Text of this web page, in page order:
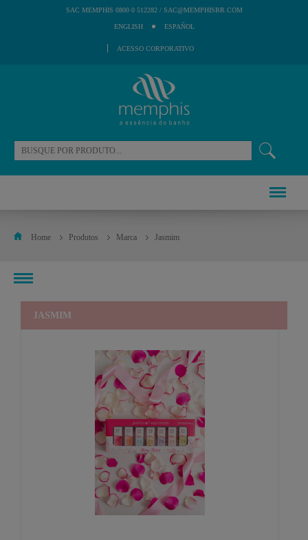
SAC MEMPHIS 0800 0 512282 / SAC@MEMPHISBR.COM
ENGLISH ESPAÑOL
ACESSO CORPORATIVO
Home Produtos Marca Jasmim
toggle
navigation
JASMIM